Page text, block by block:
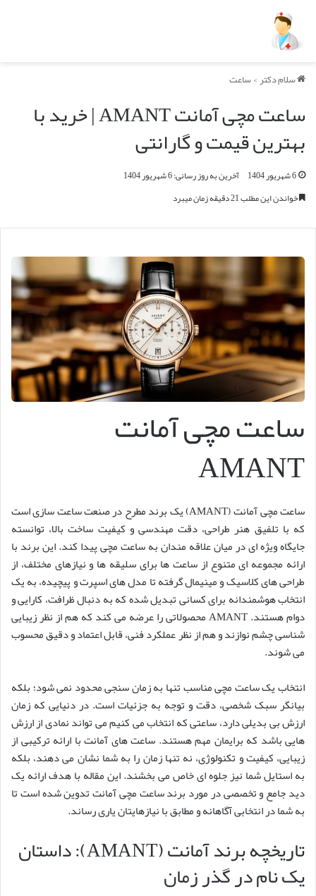
سلام دکتر>ساعت
ساعت مچی آمانت AMANT | خرید با
بهترین قیمت و گارانتی
6 شهریور 1404
آخرین به روز رسانی: 6 شهریور 1404
خواندن این مطلب 21 دقیقه زمان میبرد
ساعت مچی آمانت
AMANT
ساعت مچی آمانت (AMANT) یک برند مطرح در صنعت ساعت سازی است
که با تلفیق هنر طراحی، دقت مهندسی و کیفیت ساخت بالا، توانسته
جایگاه ویژه ای در میان علاقه مندان به ساعت مچی پیدا کند. این برند با
ارائه مجموعه ای متنوع از ساعت ها برای سلیقه ها و نیازهای مختلف، از
طراحی های کلاسیک و مینیمال گرفته تا مدل های اسپرت و پیچیده، به یک
انتخاب هوشمندانه برای کسانی تبدیل شده که به دنبال ظرافت، کارایی و
دوام هستند. AMANT محصولاتی را عرضه می کند که هم از نظر زیبایی
شناسی چشم نوازند و هم از نظر عملکرد فنی، قابل اعتماد و دقیق محسوب
می شوند.
انتخاب یک ساعت مچی مناسب تنها به زمان سنجی محدود نمی شود؛ بلکه
بیانگر سبک شخصی، دقت و توجه به جزئیات است. در دنیایی که زمان
ارزش بی بدیلی دارد، ساعتی که انتخاب می کنیم می تواند نمادی از ارزش
هایی باشد که برایمان مهم هستند. ساعت های آمانت با ارائه ترکیبی از
زیبایی، کیفیت و تکنولوژی، نه تنها زمان را به شما نشان می دهند، بلکه
به استایل شما نیز جلوه ای خاص می بخشند. این مقاله با هدف ارائه یک
دید جامع و تخصصی در مورد برند ساعت مچی آمانت تدوین شده است تا
به شما در انتخابی آگاهانه و مطابق با نیازهایتان یاری رساند.
تاریخچه برند آمانت (AMANT): داستان
یک نام در گذر زمان